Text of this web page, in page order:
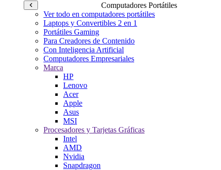
Computadores Portátiles
Ver todo en computadores portátiles
Laptops y Convertibles 2 en 1
Portátiles Gaming
Para Creadores de Contenido
Con Inteligencia Artificial
Computadores Empresariales
Marca
HP
Lenovo
Acer
Apple
Asus
MSI
Procesadores y Tarjetas Gráficas
Intel
AMD
Nvidia
Snapdragon